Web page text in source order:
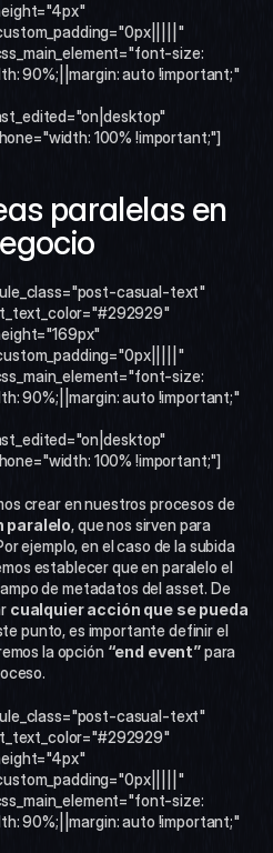
size:
90%;||margin: auto !important;"
100% !important;"]
paralelas en
casual-text"
size:
90%;||margin: auto !important;"
100% !important;"]
crear en nuestros procesos de
paralelo, que nos sirven para
ejemplo, en el caso de la subida
establecer que en paralelo el
de metadatos del asset. De
cualquier acción que se pueda
punto, es importante definir el
la opción “end event” para
casual-text"
size:
90%;||margin: auto !important;"